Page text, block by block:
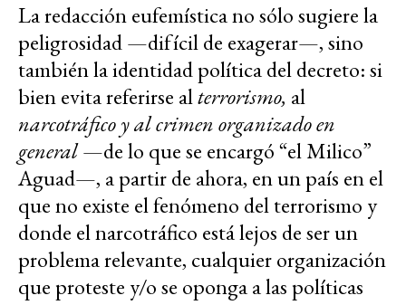
La redacción eufemística no sólo sugiere la
peligrosidad —difícil de exagerar—, sino
también la identidad política del decreto: si
bien evita referirse alterrorismo, al
narcotráfico y al crimen organizado en
general—de lo que se encargó “el Milico”
Aguad—, a partir de ahora, en un país en el
que no existe el fenómeno del terrorismo y
donde el narcotráfico está lejos de ser un
problema relevante, cualquier organización
que proteste y/o se oponga a las políticas